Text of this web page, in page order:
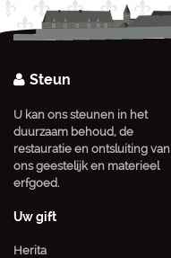
Steun
U kan ons steunen in het
duurzaam behoud, de
restauratie en ontsluiting van
ons geestelijk en materieel
erfgoed.
Uw gift
Herita